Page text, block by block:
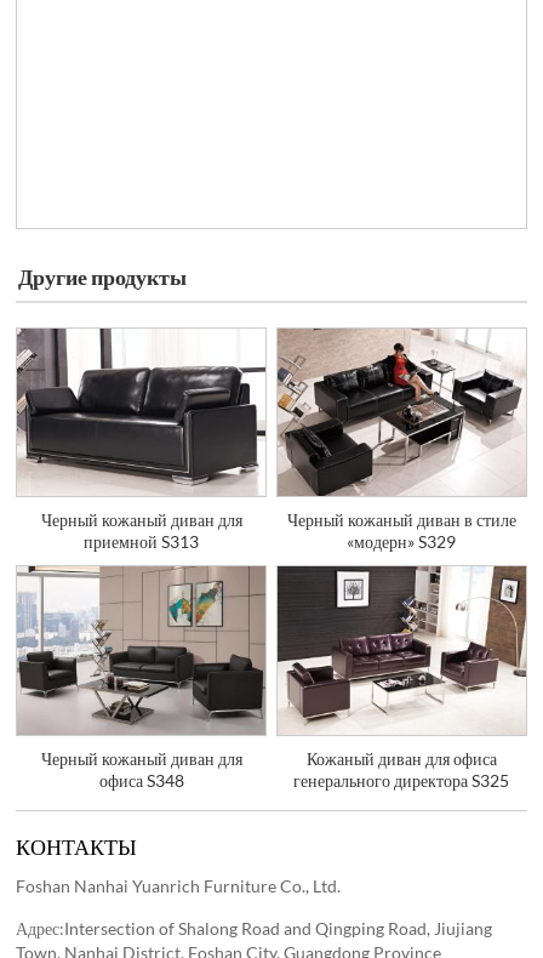
Другие продукты
Черный кожаный диван для
приемной S313
Черный кожаный диван в стиле
«модерн» S329
Черный кожаный диван для
офиса S348
Кожаный диван для офиса
генерального директора S325
КОНТАКТЫ
Foshan Nanhai Yuanrich Furniture Co., Ltd.
Адрес:Intersection of Shalong Road and Qingping Road, Jiujiang
Town, Nanhai District, Foshan City, Guangdong Province